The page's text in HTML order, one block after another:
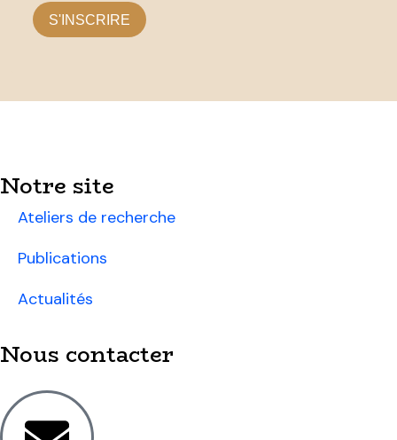
S'INSCRIRE
Notre site
Ateliers de recherche
Publications
Actualités
Nous contacter